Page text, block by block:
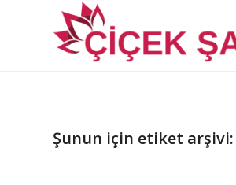
Şunun için etiket arşivi: